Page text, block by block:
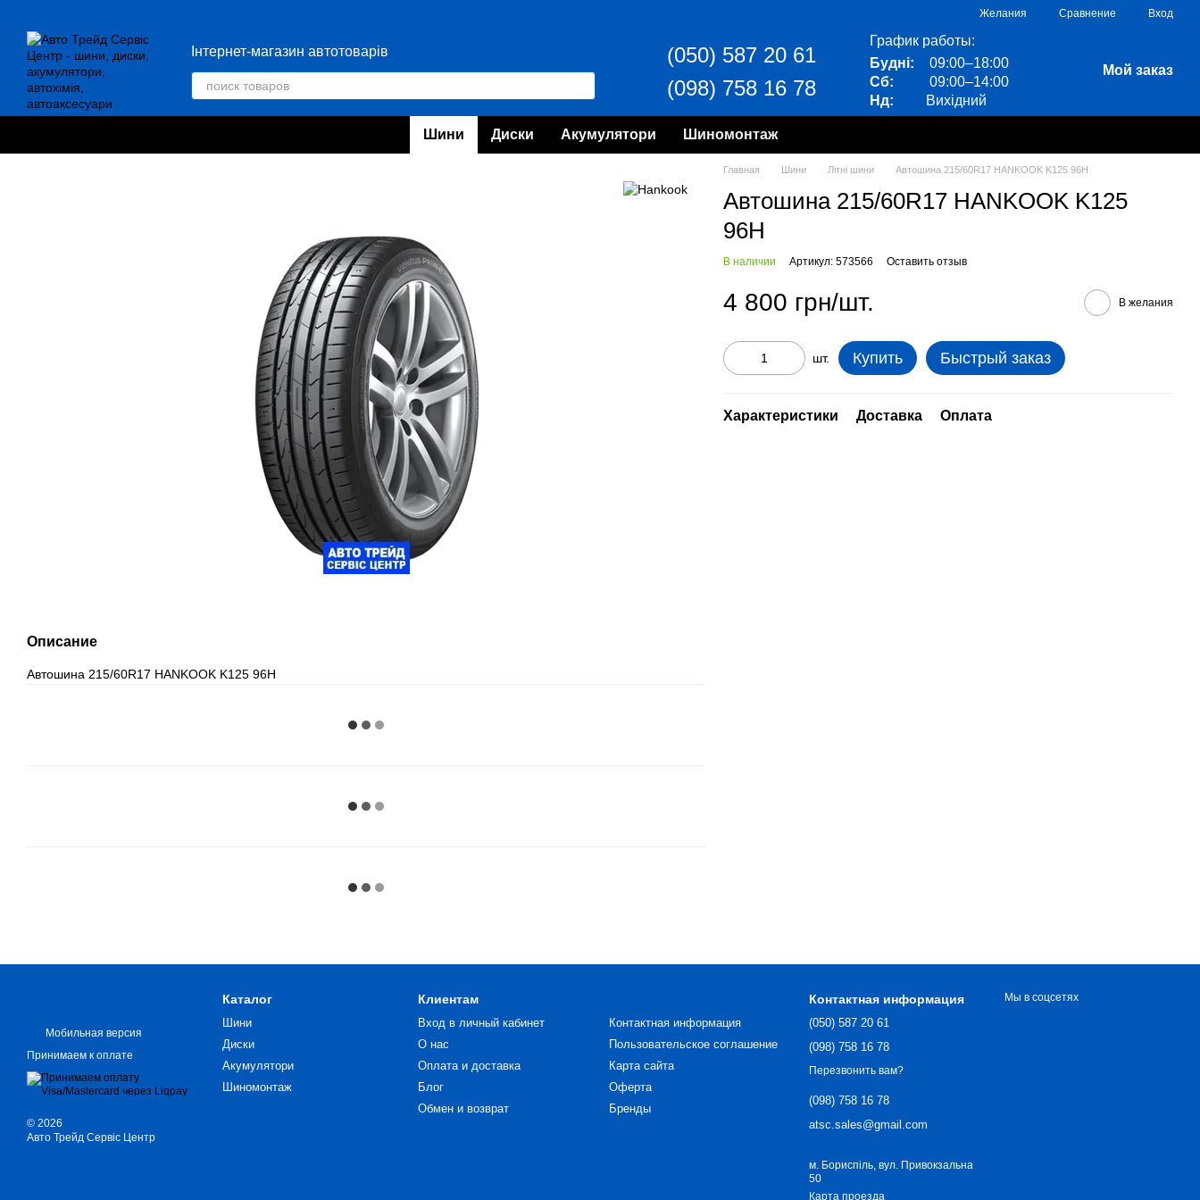
Желания Сравнение Вход
Інтернет-магазин автотоварів
(050) 587 20 61
(098) 758 16 78
График работы:
Будні:
09:00–18:00
Сб:
09:00–14:00
Нд:
Вихідний
Мой заказ
Шини Диски Акумулятори Шиномонтаж
Описание
Автошина 215/60R17 HANKOOK K125 96H
Главная Шини Літні шини Автошина 215/60R17 HANKOOK K125 96H
Автошина 215/60R17 HANKOOK K125
96H
В наличии Артикул: 573566 Оставить отзыв
4 800 грн/шт. В желания
шт. Купить Быстрый заказ
Характеристики Доставка Оплата
Мобильная версия
Принимаем к оплате
© 2026
Авто Трейд Сервіс Центр
Каталог
Шини
Диски
Акумулятори
Шиномонтаж
Клиентам
Вход в личный кабинет
О нас
Оплата и доставка
Блог
Обмен и возврат
Контактная информация
Пользовательское соглашение
Карта сайта
Оферта
Бренды
Контактная информация
(050) 587 20 61
(098) 758 16 78
Перезвонить вам?
(098) 758 16 78
atsc.sales@gmail.com
м. Бориспіль, вул. Привокзальна
50
Карта проезда
Мы в соцсетях